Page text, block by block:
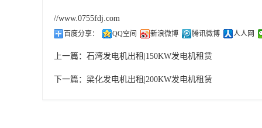
//www.0755fdj.com
百度分享： QQ空间 新浪微博 腾讯微博 人人网
上一篇： 石湾发电机出租|150KW发电机租赁
下一篇： 梁化发电机出租|200KW发电机租赁